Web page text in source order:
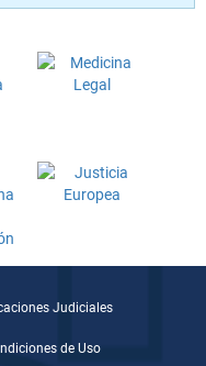
Judiciales
de Uso